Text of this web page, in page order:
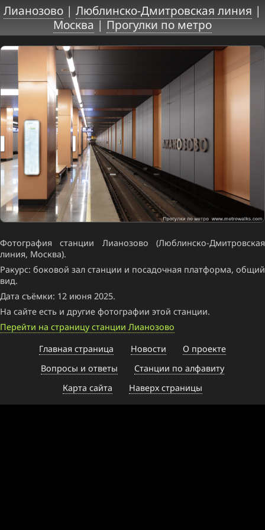
Лианозово | Люблинско-Дмитровская линия |
Москва|Прогулки по метро
Фотография станции Лианозово (Люблинско-Дмитровская
линия, Москва).
Ракурс: боковой зал станции и посадочная платформа, общий
вид.
Дата съёмки: 12 июня 2025.
На сайте есть и другие фотографии этой станции.
Перейти на страницу станции Лианозово
Главная страница
Новости
О проекте
Вопросы и ответы
Станции по алфавиту
Карта сайта
Наверх страницы